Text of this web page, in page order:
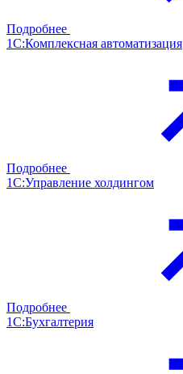
Подробнее
1С:Комплексная автоматизация
Подробнее
1С:Управление холдингом
Подробнее
1С:Бухгалтерия